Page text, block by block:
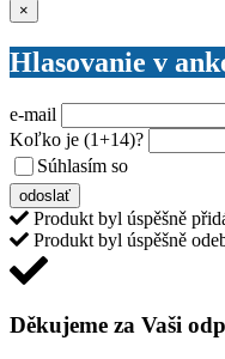
×
Hlasovanie v
e-mail
Koľko je (1+14)?
Súhlasím so
odoslať
Produkt byl úspěšně
Produkt byl úspěšně
Děkujeme za Vaši